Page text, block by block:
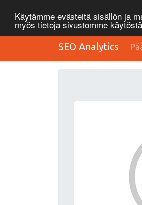
Käytämme evästeitä sisällön ja
myös tietoja sivustomme
SEO Analytics